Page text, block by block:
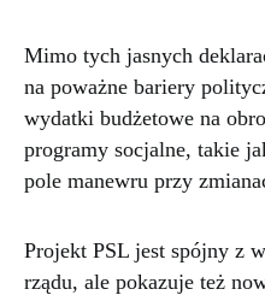
Mimo tych jasnych
na poważne bariery
wydatki budżetowe na
programy socjalne, takie
pole manewru przy
Projekt PSL jest spójny z
rządu, ale pokazuje też